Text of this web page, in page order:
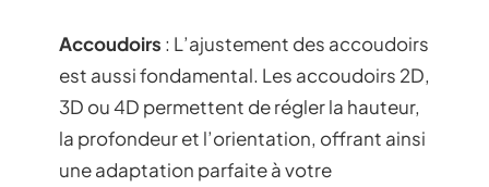
Accoudoirs : L’ajustement des accoudoirs
est aussi fondamental. Les accoudoirs 2D,
3D ou 4D permettent de régler la hauteur,
la profondeur et l’orientation, offrant ainsi
une adaptation parfaite à votre